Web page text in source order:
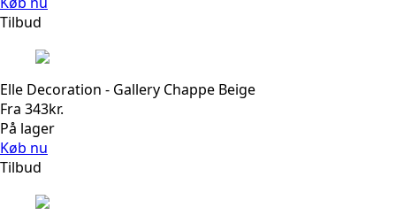
Tilbud
Elle Decoration - Gallery Chappe Beige
Fra 343kr.
På lager
Køb nu
Tilbud